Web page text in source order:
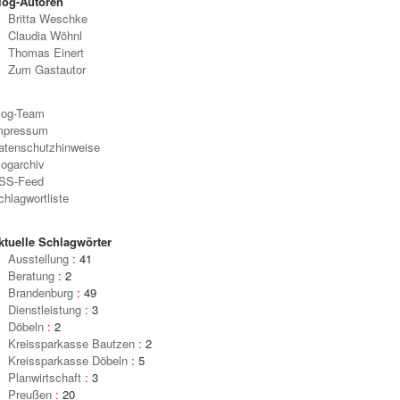
Britta Weschke
Claudia Wöhnl
Thomas Einert
Zum Gastautor
Team
Feed
Schlagwörter
Ausstellung: 41
Beratung: 2
Brandenburg: 49
Dienstleistung: 3
Döbeln: 2
Kreissparkasse Bautzen: 2
Kreissparkasse Döbeln: 5
Planwirtschaft: 3
Preußen: 20